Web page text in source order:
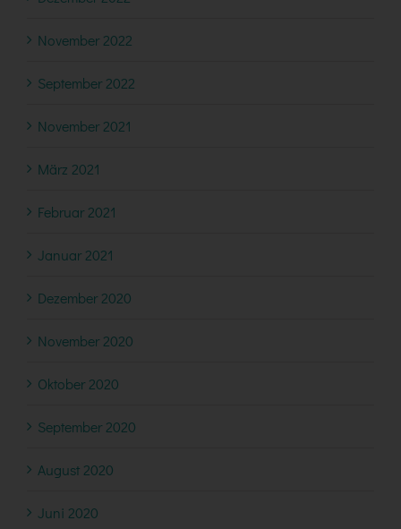
November 2022
September 2022
November 2021
März 2021
Februar 2021
Januar 2021
Dezember 2020
November 2020
Oktober 2020
September 2020
August 2020
Juni 2020